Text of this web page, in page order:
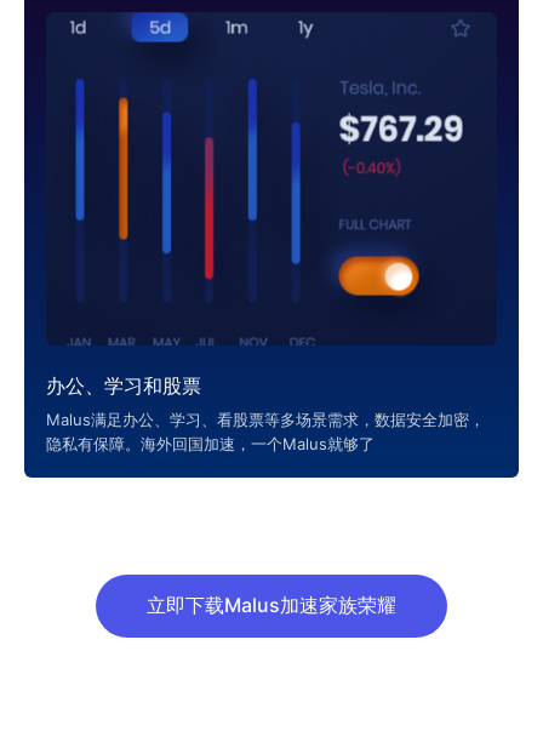
办公、学习和股票
Malus满足办公、学习、看股票等多场景需求，数据安全加密，
隐私有保障。海外回国加速，一个Malus就够了
立即下载Malus加速家族荣耀